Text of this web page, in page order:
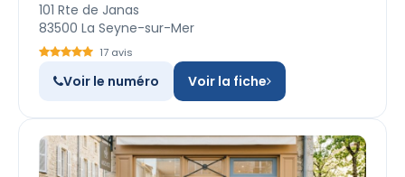
101 Rte de Janas
83500 La Seyne-sur-Mer
17 avis
Voir le numéro Voir la fiche